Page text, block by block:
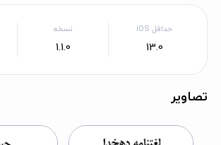
حداقل iOS
13.0
نسخه
1.1.0
تصاویر